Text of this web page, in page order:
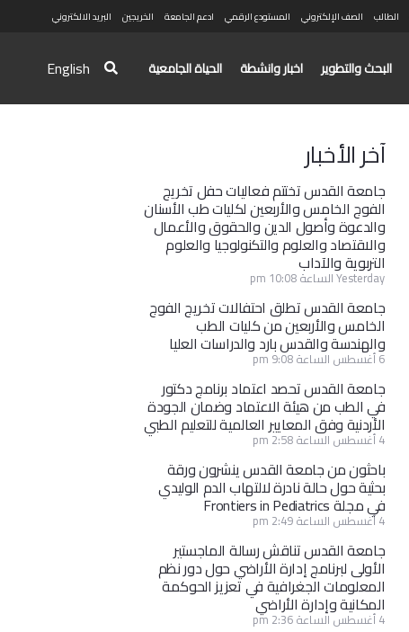
الطالب الصف الإلكتروني المستودع الرقمي ادعم الجامعة الخريجين البريد الالكتروني
البحث والتطوير اخبار وانشطة الحياة الجامعية English
آخر الأخبار
جامعة القدس تختتم فعاليات حفل تخريج
الفوج الخامس والأربعين لكليات طب الأسنان
والدعوة وأصول الدين والحقوق والأعمال
والاقتصاد والعلوم والتكنولوجيا والعلوم
التربوية والآداب
Yesterday الساعة 10:08 pm
جامعة القدس تطلق احتفالات تخريج الفوج
الخامس والأربعين من كليات الطب
والهندسة والقدس بارد والدراسات العليا
6 أغسطس الساعة 9:08 pm
جامعة القدس تحصد اعتماد برنامج دكتور
في الطب من هيئة الاعتماد وضمان الجودة
الأردنية وفق المعايير العالمية للتعليم الطبي
4 أغسطس الساعة 2:58 pm
باحثون من جامعة القدس ينشرون ورقة
بحثية حول حالة نادرة لالتهاب الدم الوليدي
في مجلة Frontiers in Pediatrics
4 أغسطس الساعة 2:49 pm
جامعة القدس تناقش رسالة الماجستير
الأولى لبرنامج إدارة الأراضي حول دور نظم
المعلومات الجغرافية في تعزيز الحوكمة
المكانية وإدارة الأراضي
4 أغسطس الساعة 2:36 pm